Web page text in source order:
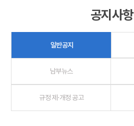
공지사항
일반공지
남부뉴스
규정 제·개정 공고